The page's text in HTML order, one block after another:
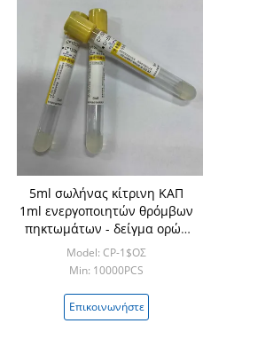
5ml σωλήνας κίτρινη ΚΑΠ
1ml ενεργοποιητών θρόμβων
πηκτωμάτων - δείγμα ορών
8ml
Model: CP-1$ΟΣ
Min: 10000PCS
Επικοινωνήστε